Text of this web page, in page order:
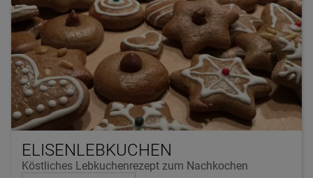
ELISENLEBKUCHEN
Köstliches Lebkuchenrezept zum Nachkochen